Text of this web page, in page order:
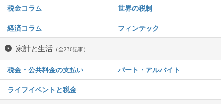
税金コラム 世界の税制
経済コラム フィンテック
家計と生活 （全236記事）
税金・公共料金の支払い パート・アルバイト
ライフイベントと税金